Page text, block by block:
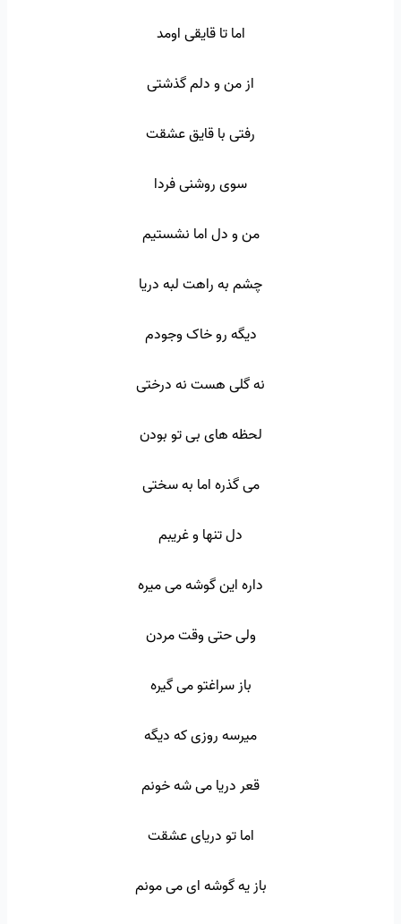
اما تا قایقی اومد
از من و دلم گذشتی
رفتی با قایق عشقت
سوی روشنی فردا
من و دل اما نشستیم
چشم به راهت لبه دریا
دیگه رو خاک وجودم
نه گلی هست نه درختی
لحظه های بی تو بودن
می گذره اما به سختی
دل تنها و غریبم
داره این گوشه می میره
ولی حتی وقت مردن
باز سراغتو می گیره
میرسه روزی که دیگه
قعر دریا می شه خونم
اما تو دریای عشقت
باز یه گوشه ای می مونم